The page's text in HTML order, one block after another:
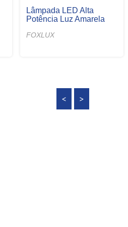
Pilha Bateria Alcalina
FOXLUX
>
<